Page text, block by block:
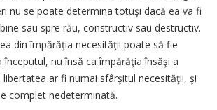
nu se poate determina totuşi dacă ea va fi
sau spre rău, constructiv sau destructiv.
din împărăţia necesităţii poate să fie
începutul, nu însă ca împărăţia însăşi a
ar fi numai sfârşitul necesităţii, şi
complet nedeterminată.